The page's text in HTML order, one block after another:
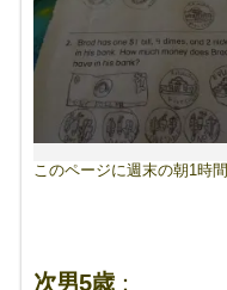
このページに週末の朝1時
次男5歳：